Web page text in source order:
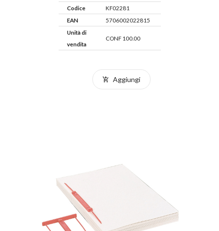
Codice
KF02281
EAN
5706002022815
Unità di
vendita
CONF 100.00
Aggiungi